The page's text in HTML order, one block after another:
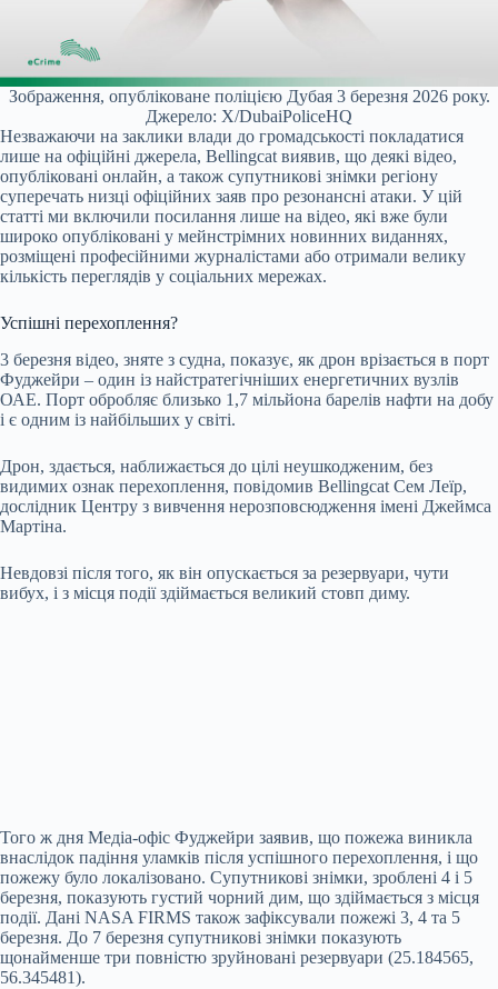
Зображення, опубліковане поліцією Дубая 3 березня 2026 року.
Джерело: X/DubaiPoliceHQ
Незважаючи на заклики влади до громадськості покладатися
лише на офіційні джерела, Bellingcat виявив, що деякі відео,
опубліковані онлайн, а також супутникові знімки регіону
суперечать низці офіційних заяв про резонансні атаки. У цій
статті ми включили посилання лише на відео, які вже були
широко опубліковані у мейнстрімних новинних виданнях,
розміщені професійними журналістами або отримали велику
кількість переглядів у соціальних мережах.
Успішні перехоплення?
3 березня відео, зняте з судна, показує, як дрон врізається в порт
Фуджейри – один із найстратегічніших енергетичних вузлів
ОАЕ. Порт обробляє близько 1,7 мільйона барелів нафти на добу
і є одним із найбільших у світі.
Дрон, здається, наближається до цілі неушкодженим, без
видимих ознак перехоплення, повідомив Bellingcat Сем Леїр,
дослідник Центру з вивчення нерозповсюдження імені Джеймса
Мартіна.
Невдовзі після того, як він опускається за резервуари, чути
вибух, і з місця події здіймається великий стовп диму.
Того ж дня Медіа-офіс Фуджейри заявив, що пожежа виникла
внаслідок падіння уламків після успішного перехоплення, і що
пожежу було локалізовано. Супутникові знімки, зроблені 4 і 5
березня, показують густий чорний дим, що здіймається з місця
події. Дані NASA FIRMS також зафіксували пожежі 3, 4 та 5
березня. До 7 березня супутникові знімки показують
щонайменше три повністю зруйновані резервуари (25.184565,
56.345481).